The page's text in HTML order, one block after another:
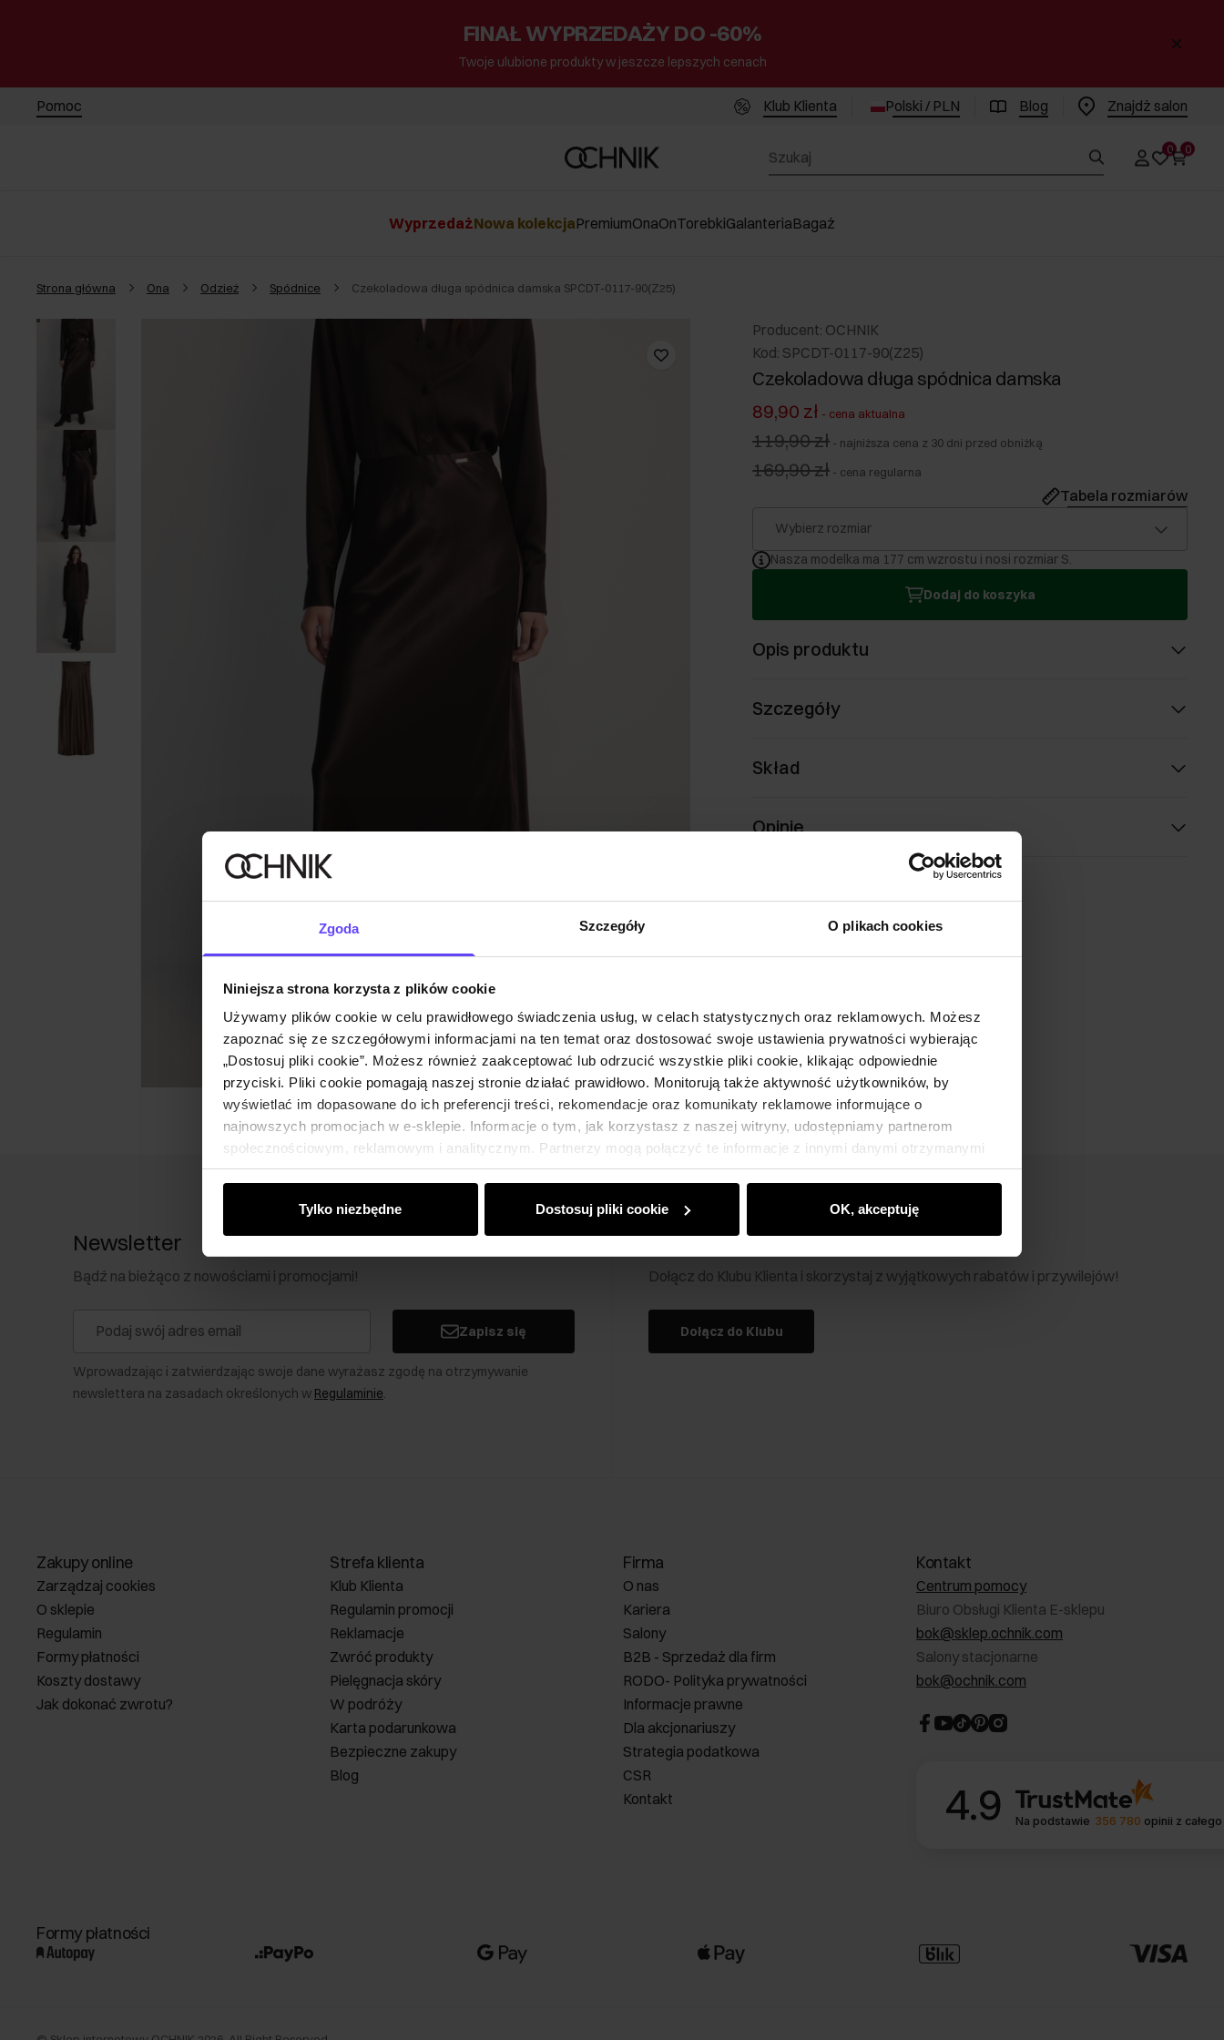
Zgoda Szczegóły O plikach cookies
Niniejsza strona korzysta z plików cookie
Używamy plików cookie w celu prawidłowego świadczenia usług, w celach statystycznych oraz reklamowych. Możesz
zapoznać się ze szczegółowymi informacjami na ten temat oraz dostosować swoje ustawienia prywatności wybierając
„Dostosuj pliki cookie”. Możesz również zaakceptować lub odrzucić wszystkie pliki cookie, klikając odpowiednie
przyciski. Pliki cookie pomagają naszej stronie działać prawidłowo. Monitorują także aktywność użytkowników, by
wyświetlać im dopasowane do ich preferencji treści, rekomendacje oraz komunikaty reklamowe informujące o
najnowszych promocjach w e-sklepie. Informacje o tym, jak korzystasz z naszej witryny, udostępniamy partnerom
społecznościowym, reklamowym i analitycznym. Partnerzy mogą połączyć te informacje z innymi danymi otrzymanymi
od Ciebie lub uzyskanymi podczas korzystania z ich usług.
Tylko niezbędne Dostosuj pliki cookie OK, akceptuję
FINAŁ WYPRZEDAŻY DO -60%
Twoje ulubione produkty w jeszcze lepszych cenach
Pomoc Klub Klienta Polski / PLN Blog Znajdż salon
0 0
WyprzedażNowa kolekcjaPremiumOnaOnTorebkiGalanteriaBagaż
Strona główna Ona Odzież Spódnice Czekoladowa długa spódnica damska SPCDT-0117-90(Z25)
Producent: OCHNIK
Kod: SPCDT-0117-90(Z25)
Czekoladowa długa spódnica damska
89,90 zł - cena aktualna
119,90 zł - najniższa cena z 30 dni przed obniżką
169,90 zł - cena regularna
Tabela rozmiarów
Wybierz rozmiar
Nasza modelka ma 177 cm wzrostu i nosi rozmiar S.
Dodaj do koszyka
Opis produktu
Szczegóły
Skład
Opinie
Newsletter
Bądź na bieżąco z nowościami i promocjami!
Zapisz się
Wprowadzając i zatwierdzając swoje dane wyrażasz zgodę na otrzymywanie
newslettera na zasadach określonych w Regulaminie.
Klub Klienta Ochnik
Dołącz do Klubu Klienta i skorzystaj z wyjątkowych rabatów i przywilejów!
Dołącz do Klubu
Zakupy online
Zarządzaj cookies
O sklepie
Regulamin
Formy płatności
Koszty dostawy
Jak dokonać zwrotu?
Strefa klienta
Klub Klienta
Regulamin promocji
Reklamacje
Zwróć produkty
Pielęgnacja skóry
W podróży
Karta podarunkowa
Bezpieczne zakupy
Blog
Firma
O nas
Kariera
Salony
B2B - Sprzedaż dla firm
RODO- Polityka prywatności
Informacje prawne
Dla akcjonariuszy
Strategia podatkowa
CSR
Kontakt
Kontakt
Centrum pomocy
Biuro Obsługi Klienta E-sklepu
bok@sklep.ochnik.com
Salony stacjonarne
bok@ochnik.com
4.9 Na podstawie 356 780 opinii z
Formy płatności